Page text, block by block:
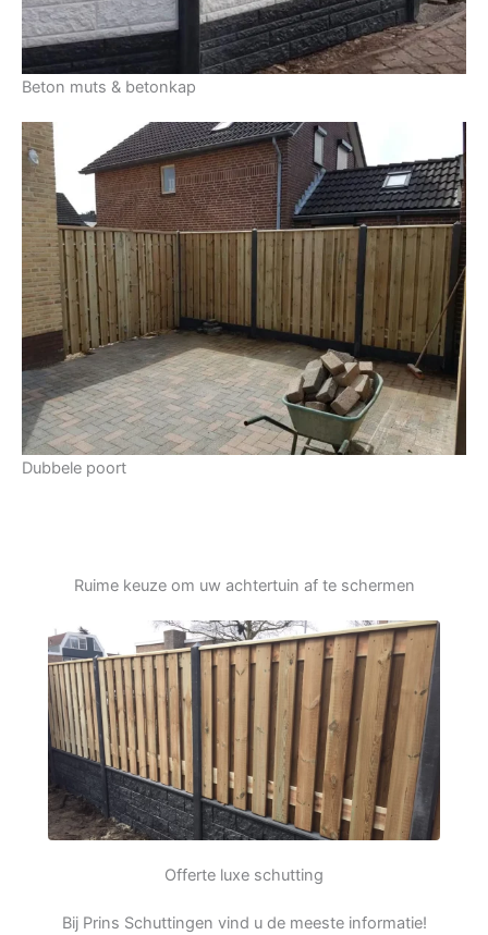
Beton muts & betonkap
Dubbele poort
Ruime keuze om uw achtertuin af te schermen
Offerte luxe schutting
Bij Prins Schuttingen vind u de meeste informatie!